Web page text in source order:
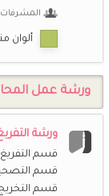
ألوان منثورة
ورشة عمل
ورشة
قسم التفريغ
قسم
قسم